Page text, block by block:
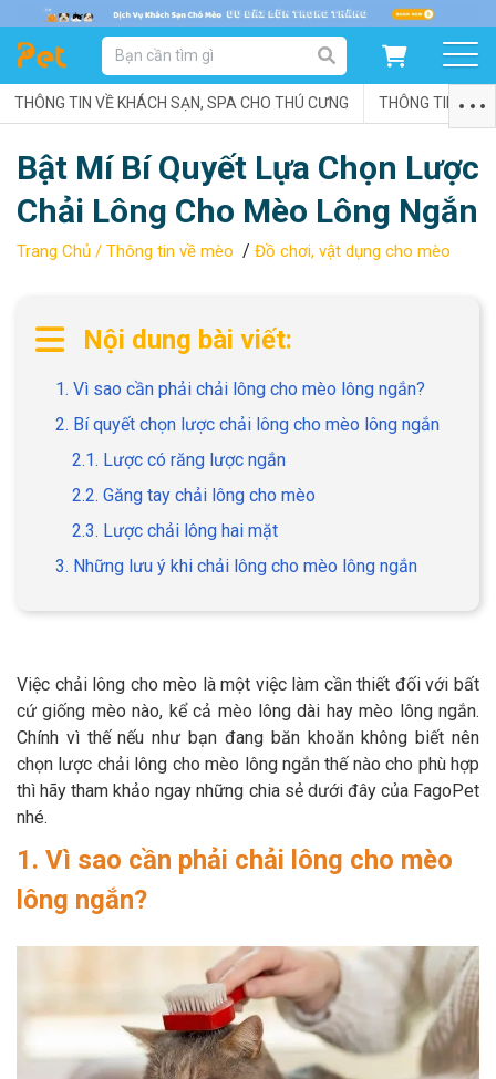
DANH MỤC SẢN PHẨM
SẢN PHẨM DÀNH CHO MÈO SẢN PHẨM DÀNH CHO CHÓ
SẨN PHẨM THEO THƯƠNG HIỆU
DỊCH VỤ
Khách sạn chó mèo Spa chó mèo
Dịch vụ cắt tỉa lông chó
mèo
Dịch vụ huấn luyện chó
Dịch vụ mua bán chó
Dịch vụ phối giống chó
mèo
TIN TỨC
Thông tin về khách sạn,
spa cho thú cưng
Thông tin về chó
Thông tin về mèo
THÔNG TIN VỀ KHÁCH SẠN, SPA CHO THÚ CƯNG THÔNG TIN VỀ
Bật Mí Bí Quyết Lựa Chọn Lược
Chải Lông Cho Mèo Lông Ngắn
Trang Chủ / Thông tin về mèo / Đồ chơi, vật dụng cho mèo
Nội dung bài viết:
1. Vì sao cần phải chải lông cho mèo lông ngắn?
2. Bí quyết chọn lược chải lông cho mèo lông ngắn
2.1. Lược có răng lược ngắn
2.2. Găng tay chải lông cho mèo
2.3. Lược chải lông hai mặt
3. Những lưu ý khi chải lông cho mèo lông ngắn
Việc chải lông cho mèo là một việc làm cần thiết đối với bất
cứ giống mèo nào, kể cả mèo lông dài hay mèo lông ngắn.
Chính vì thế nếu như bạn đang băn khoăn không biết nên
chọn lược chải lông cho mèo lông ngắn thế nào cho phù hợp
thì hãy tham khảo ngay những chia sẻ dưới đây của FagoPet
nhé.
1. Vì sao cần phải chải lông cho mèo
lông ngắn?